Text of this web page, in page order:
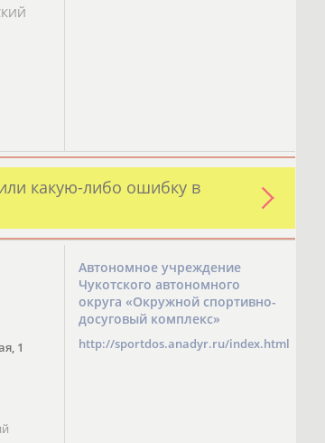
какую-либо ошибку в
1
Автономное учреждение
Чукотского автономного
округа «Окружной спортивно-
досуговый комплекс»
http://sportdos.anadyr.ru/index.html